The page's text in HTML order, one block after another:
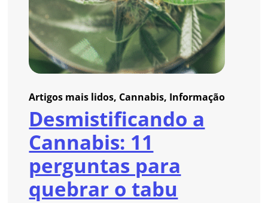
Artigos mais lidos, Cannabis, Informação
Desmistificando a
Cannabis: 11
perguntas para
quebrar o tabu